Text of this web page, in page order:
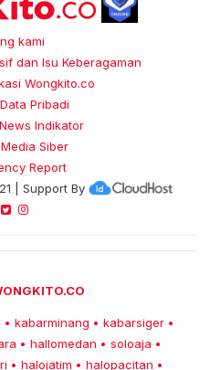
kami
dan Isu Keberagaman
Wongkito.co
Pribadi
Indikator
Siber
Report
| Support By
• kabarminang • kabarsiger •
• hallomedan • soloaja •
• halojatim • halopacitan •